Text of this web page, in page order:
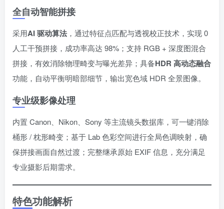
全自动智能拼接
采用AI 驱动算法 ，通过特征点匹配与透视校正技术，实现 0
人工干预拼接，成功率高达 98%；支持 RGB + 深度图混合
拼接，有效消除物理畸变与曝光差异；具备HDR 高动态融合
功能，自动平衡明暗部细节，输出宽色域 HDR 全景图像。
专业级影像处理
内置 Canon、Nikon、Sony 等主流镜头数据库，可一键消除
桶形 / 枕形畸变；基于 Lab 色彩空间进行全局色调映射，确
保拼接画面自然过渡；完整继承原始 EXIF 信息，充分满足
专业摄影后期需求。
特色功能解析